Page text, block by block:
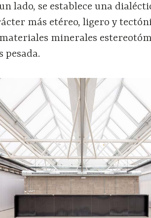
lado, se establece una
más etéreo, ligero y
minerales
pesada.